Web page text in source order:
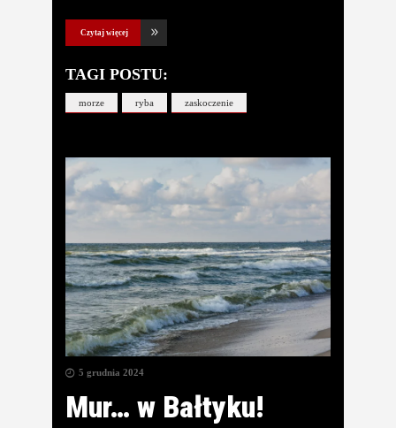
Czytaj więcej
TAGI POSTU:
morze ryba zaskoczenie
5 grudnia 2024
Mur… w Bałtyku!